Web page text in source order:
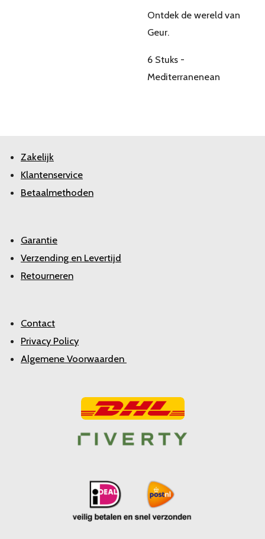
Ontdek de wereld van
Geur.
6 Stuks -
Mediterranenean
Zakelijk
Klantenservice
Betaalmethoden
Garantie
Verzending en Levertijd
Retourneren
Contact
Privacy Policy
Algemene Voorwaarden